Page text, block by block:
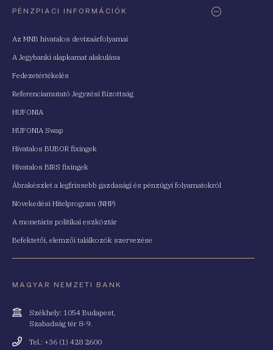
PÉNZPIACI INFORMÁCIÓK
Az MNB hivatalos devizaárfolyamai
A Jegybanki alapkamat alakulása
Fedezetértékelés
Referenciamutató Jegyzési Bizottság
HUFONIA
HUFONIA Swap
Hivatalos BUBOR fixingek
Hivatalos BIRS fixingek
Ábrakészlet a legfrissebb gazdasági és pénzügyi folyamatokról
Növekedési Hitelprogram (NHP)
A monetáris politikai eszköztár
Befektetői, elemzői találkozók szervezése
MAGYAR NEMZETI BANK
Cím
Székhely: 1054 Budapest,
Szabadság tér 8-9.
Telefonszám
Tel.: +36 (1) 428 2600